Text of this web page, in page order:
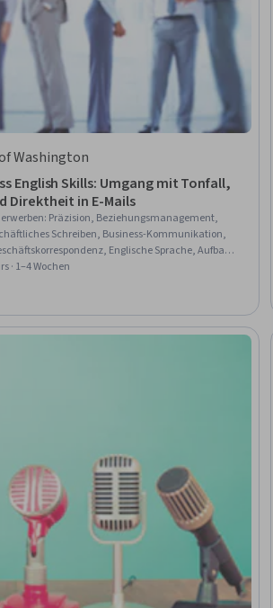
Washington
English Skills: Umgang mit Tonfall,
Direktheit in E-Mails
: Präzision, Beziehungsmanagement,
Schreiben, Business-Kommunikation,
Englische Sprache, Aufbau
· 1–4 Wochen